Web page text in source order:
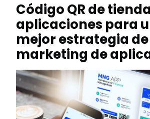
Código QR de
aplicaciones para
mejor estrategia de
marketing de